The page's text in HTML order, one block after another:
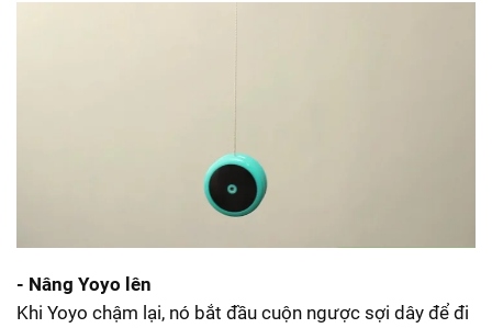
- Nâng Yoyo lên
Khi Yoyo chậm lại, nó bắt đầu cuộn ngược sợi dây để đi